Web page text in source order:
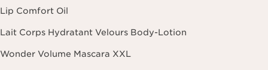
Lip Comfort Oil
Lait Corps Hydratant Velours Body-Lotion
Wonder Volume Mascara XXL